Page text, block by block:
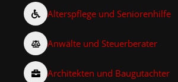
Alterspflege und Seniorenhilfe
Anwälte und Steuerberater
Architekten und Baugutachter